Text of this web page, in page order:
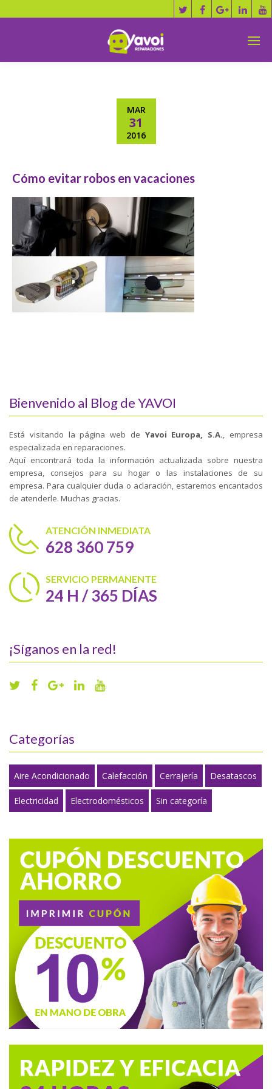
MAR
31
2016
Cómo evitar robos en vacaciones
Bienvenido al Blog de YAVOI
Está visitando la página web de Yavoi Europa, S.A., empresa
especializada en reparaciones.
Aquí encontrará toda la información actualizada sobre nuestra
empresa, consejos para su hogar o las instalaciones de su
empresa. Para cualquier duda o aclaración, estaremos encantados
de atenderle. Muchas gracias.
ATENCIÓN INMEDIATA
628 360 759
SERVICIO PERMANENTE
24 H / 365 DÍAS
¡Síganos en la red!
Categorías
Aire Acondicionado Calefacción Cerrajería Desatascos
Electricidad Electrodomésticos Sin categoría